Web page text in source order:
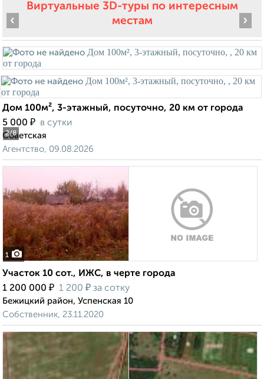
Виртуальные 3D-туры по интересным
местам
2/8
‹ ›
Дом 100м², 3-этажный, посуточно, 20 км от города
5 000 ₽ в сутки
Советская
Агентство, 09.08.2026
1
Участок 10 сот., ИЖС, в черте города
1 200 000 ₽ 1 200 ₽ за сотку
Бежицкий район, Успенская 10
Собственник, 23.11.2020